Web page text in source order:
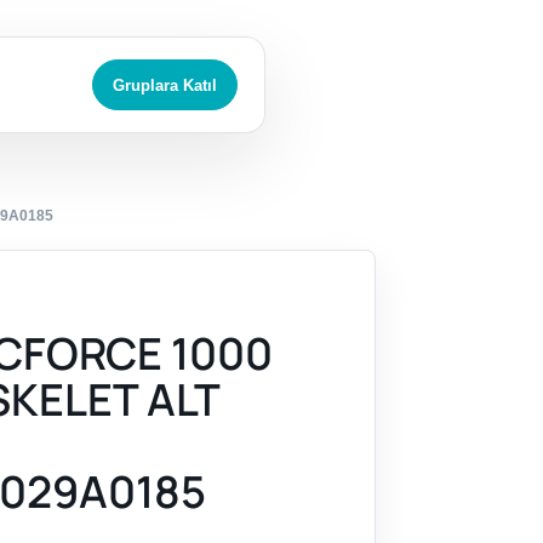
Gruplara Katıl
1000
ALT